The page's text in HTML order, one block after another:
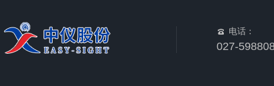
电话：
027-